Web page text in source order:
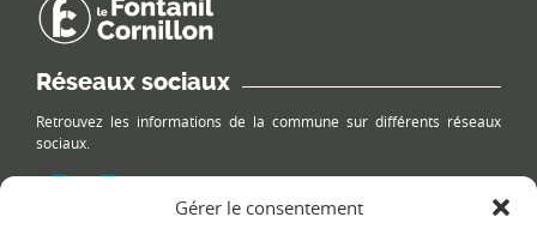
Gérer le consentement
Réseaux sociaux
Retrouvez les informations de la commune sur différents réseaux
sociaux.